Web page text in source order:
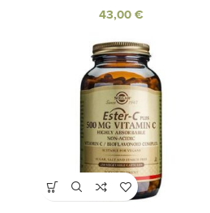
43,00€